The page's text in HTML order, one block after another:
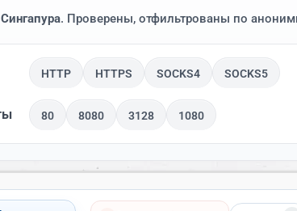
. Проверены, отфильтрованы по
HTTP HTTPS SOCKS4 SOCKS5
80 8080 3128 1080